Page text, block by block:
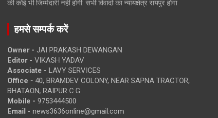
की कोई भी जिम्मेदारी नहीं होगी. सभी विवादों का न्यायक्षेत्र रायपुर होगा
हमसे सम्पर्क करें
Owner - JAI PRAKASH DEWANGAN
Editor - VIKASH YADAV
Associate - LAVY SERVICES
Office - 40, BRAMDEV COLONY, NEAR SAPNA TRACTOR,
BHATAON, RAIPUR C.G.
Mobile - 9753444500
Email - news3636online@gmail.com